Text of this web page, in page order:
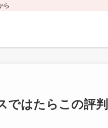
ら
ではたらこの評